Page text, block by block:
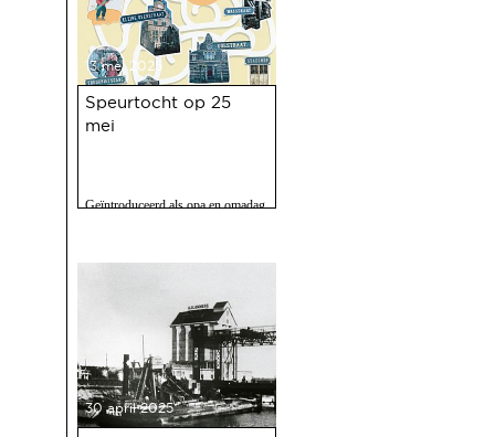
13 mei 2025
Speurtocht op 25
mei
Geïntroduceerd als opa en omadag
30 april 2025